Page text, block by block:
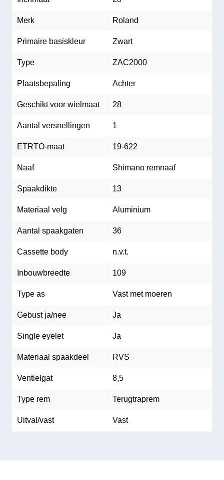
Merk Roland
Primaire basiskleur Zwart
Type ZAC2000
Plaatsbepaling Achter
Geschikt voor wielmaat 28
Aantal versnellingen 1
ETRTO-maat 19-622
Naaf Shimano remnaaf
Spaakdikte 13
Materiaal velg Aluminium
Aantal spaakgaten 36
Cassette body n.v.t.
Inbouwbreedte 109
Type as Vast met moeren
Gebust ja/nee Ja
Single eyelet Ja
Materiaal spaakdeel RVS
Ventielgat 8,5
Type rem Terugtraprem
Uitval/vast Vast